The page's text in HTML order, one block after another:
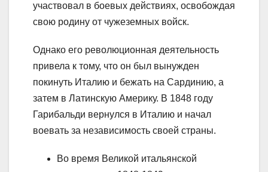
участвовал в боевых действиях, освобождая
свою родину от чужеземных войск.
Однако его революционная деятельность
привела к тому, что он был вынужден
покинуть Италию и бежать на Сардинию, а
затем в Латинскую Америку. В 1848 году
Гарибальди вернулся в Италию и начал
воевать за независимость своей страны.
Во время Великой итальянской